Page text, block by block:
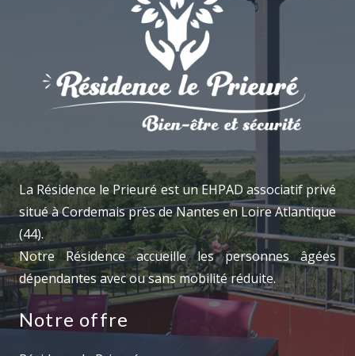
La Résidence le Prieuré est un EHPAD associatif privé
situé à Cordemais près de Nantes en Loire Atlantique
(44).
Notre Résidence accueille les personnes âgées
dépendantes avec ou sans mobilité réduite.
Notre offre